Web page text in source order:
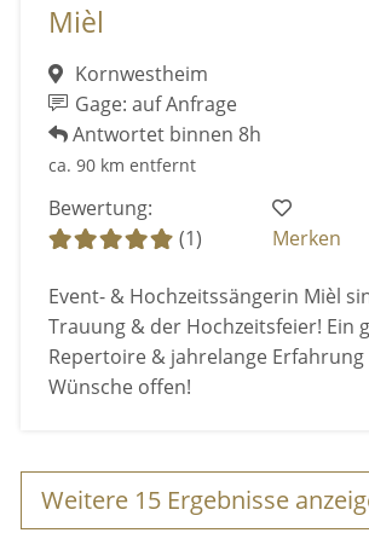
Mièl
Kornwestheim
Gage: auf Anfrage
Antwortet binnen 8h
ca. 90 km entfernt
Bewertung:
(1)
Merken
Event- & Hochzeitssängerin Mièl
Trauung & der Hochzeitsfeier! Ein
Repertoire & jahrelange Erfahrung
Wünsche offen!
Weitere 15 Ergebnisse